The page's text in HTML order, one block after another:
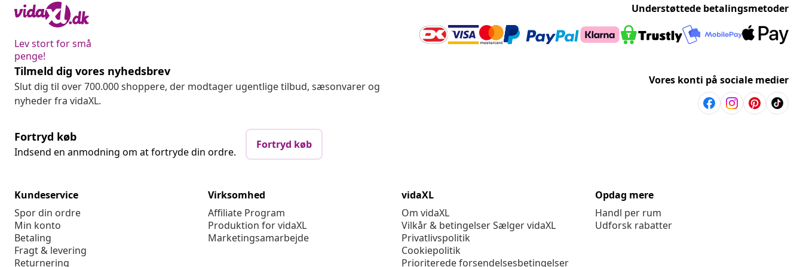
Lev stort for små
penge!
Understøttede betalingsmetoder
Tilmeld dig vores nyhedsbrev
Slut dig til over 700.000 shoppere, der modtager ugentlige tilbud, sæsonvarer og
nyheder fra vidaXL.
Vores konti på sociale medier
Fortryd køb
Indsend en anmodning om at fortryde din ordre.
Fortryd køb
Kundeservice
Spor din ordre
Min konto
Betaling
Fragt & levering
Returnering
Virksomhed
Affiliate Program
Produktion for vidaXL
Marketingsamarbejde
vidaXL
Om vidaXL
Vilkår & betingelser Sælger vidaXL
Privatlivspolitik
Cookiepolitik
Prioriterede forsendelsesbetingelser
Opdag mere
Handl per rum
Udforsk rabatter